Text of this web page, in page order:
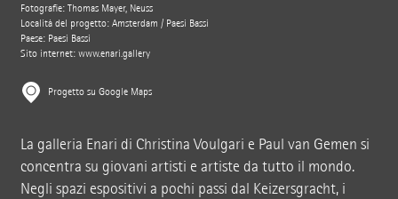
Fotografie: Thomas Mayer, Neuss
Località del progetto: Amsterdam / Paesi Bassi
Paese: Paesi Bassi
Sito internet: www.enari.gallery
Progetto su Google Maps
La galleria Enari di Christina Voulgari e Paul van Gemen si
concentra su giovani artisti e artiste da tutto il mondo.
Negli spazi espositivi a pochi passi dal Keizersgracht, i